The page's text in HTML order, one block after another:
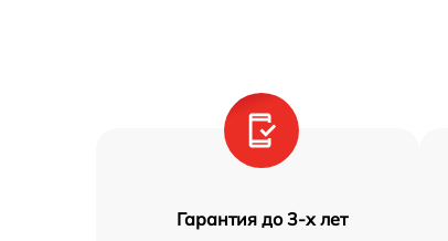
Гарантия до 3-х лет